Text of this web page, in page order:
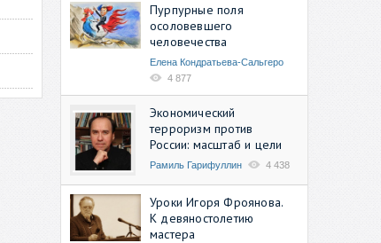
Пурпурные поля
осоловевшего
человечества
Елена Кондратьева-Сальгеро
4 877
Экономический
терроризм против
России: масштаб и цели
Рамиль Гарифуллин 4 438
Уроки Игоря Фроянова.
К девяностолетию
мастера